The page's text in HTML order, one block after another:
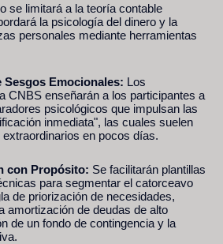
se limitará a la teoría contable
la psicología del dinero y la
personales mediante herramientas
Sesgos Emocionales: Los
CNBS enseñarán a los participantes a
psicológicos que impulsan las
inmediata", las cuales suelen
en pocos días.
con Propósito: Se facilitarán plantillas
para segmentar el catorceavo
de priorización de necesidades,
amortización de deudas de alto
de un fondo de contingencia y la